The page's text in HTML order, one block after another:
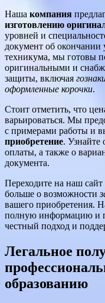
Наша компания
изготовлению
уровней и
документ об окончании
техникума, мы готовы
оригинальными и
защиты, включая
оформленные корочки.
Стоит отметить, что
варьироваться. Мы
с примерами работы и
приобретение. Узнайте
оплаты, а также о
документа.
Переходите на наш сайт
больше о возможности
вашего приобретения.
полную информацию и
честный подход и
Легальное
образованию